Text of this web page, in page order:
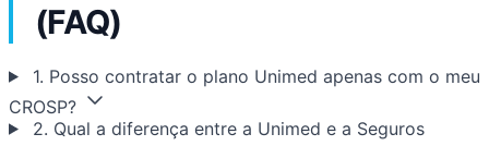
(FAQ)
1. Posso contratar o plano Unimed apenas com o meu
CROSP?
2. Qual a diferença entre a Unimed e a Seguros